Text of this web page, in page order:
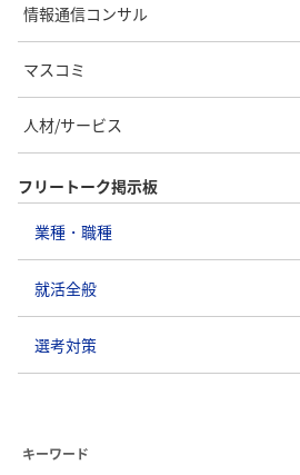
情報通信コンサル
マスコミ
人材/サービス
フリートーク掲示板
業種・職種
就活全般
選考対策
キーワード